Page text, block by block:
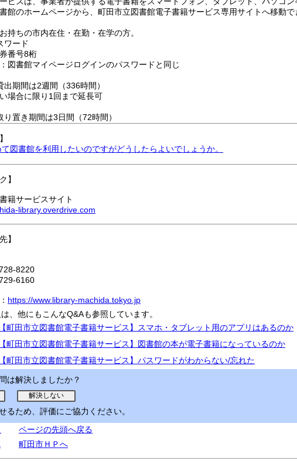
館のホームページから、町田市立図書館電子書籍サービス専用サイトへ移動で
持ちの市内在住・在勤・在学の方。
ワード
番号8桁
図書館マイページログインのパスワードと同じ
出期間は2週間（336時間）
場合に限り1回まで延長可
り置き期間は3日間（72時間）
図書館を利用したいのですがどうしたらよいでしょうか。
】
籍サービスサイト
library.overdrive.com
】
8220
6160
https://www.library-machida.tokyo.jp
、他にもこんなQ&Aも参照しています。
田市立図書館電子書籍サービス】スマホ・タブレット用のアプリはあるのか
田市立図書館電子書籍サービス】図書館の本が電子書籍になっているのか
田市立図書館電子書籍サービス】パスワードがわからない/忘れた
は解決しましたか？
るため、評価にご協力ください。
ページの先頭へ戻る
町田市ＨＰへ